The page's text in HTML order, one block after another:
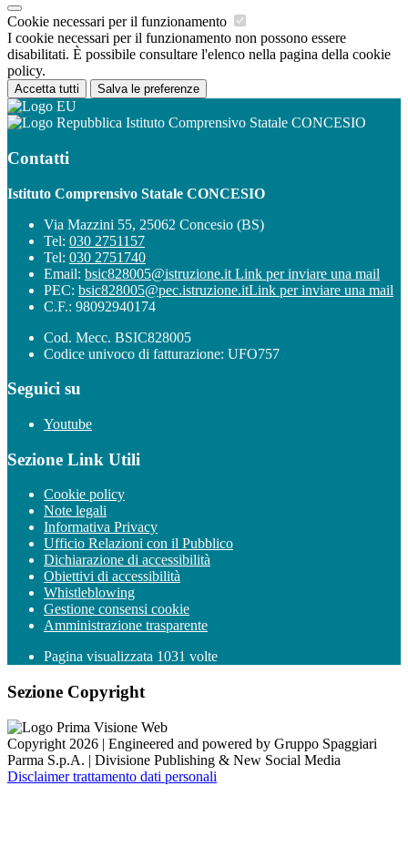
Cookie necessari per il funzionamento
I cookie necessari per il funzionamento non possono essere
disabilitati. È possibile consultare l'elenco nella pagina della cookie
policy.
Accetta tutti Salva le preferenze
Istituto Comprensivo Statale CONCESIO
Contatti
Istituto Comprensivo Statale CONCESIO
Via Mazzini 55, 25062 Concesio (BS)
Tel: 030 2751157
Tel: 030 2751740
Email: bsic828005@istruzione.it Link per inviare una mail
PEC: bsic828005@pec.istruzione.itLink per inviare una mail
C.F.: 98092940174
Cod. Mecc. BSIC828005
Codice univoco di fatturazione: UFO757
Seguici su
Youtube
Sezione Link Utili
Cookie policy
Note legali
Informativa Privacy
Ufficio Relazioni con il Pubblico
Dichiarazione di accessibilità
Obiettivi di accessibilità
Whistleblowing
Gestione consensi cookie
Amministrazione trasparente
Pagina visualizzata 1031 volte
Sezione Copyright
Copyright 2026 | Engineered and powered by Gruppo Spaggiari
Parma S.p.A. | Divisione Publishing & New Social Media
Disclaimer trattamento dati personali